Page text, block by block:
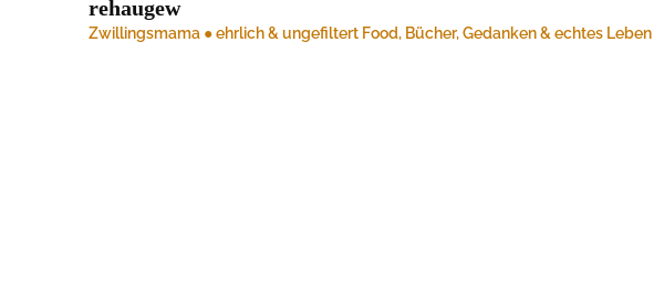
rehaugew
Zwillingsmama ● ehrlich & ungefiltert Food, Bücher, Gedanken & echtes Leben